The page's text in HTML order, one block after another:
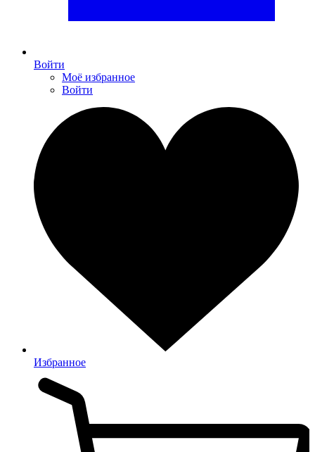
Войти
Моё избранное
Войти
Избранное